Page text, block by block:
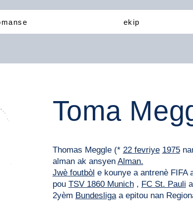
ekip
Toma
Thomas Meggle (* 22 fevriye 1975
alman ak ansyen Alman.
Jwè foutbòl e kounye a antrenè FIFA
pou TSV 1860 Munich, FC St. Pauli
2yèm Bundesligaa epitou nan